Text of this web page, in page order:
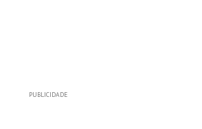
PUBLICIDADE